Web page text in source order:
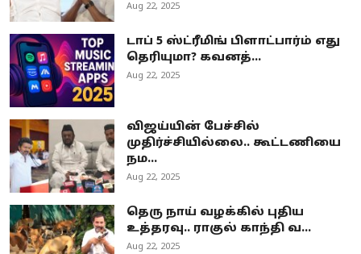
Aug 22, 2025
டாப் 5 ஸ்ட்ரீமிங் பிளாட்பார்ம் எது
தெரியுமா? கவனத்...
Aug 22, 2025
விஜய்யின் பேச்சில்
முதிர்ச்சியில்லை.. கூட்டணியை
நம...
Aug 22, 2025
தெரு நாய் வழக்கில் புதிய
உத்தரவு.. ராகுல் காந்தி வ...
Aug 22, 2025